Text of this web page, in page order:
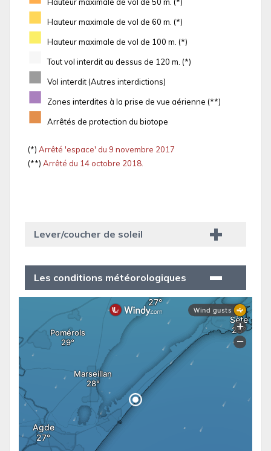
Hauteur maximale de vol de 50 m. (*)
■ Hauteur maximale de vol de 60 m. (*)
■ Hauteur maximale de vol de 100 m. (*)
Tout vol interdit au dessus de 120 m. (*)
■ Vol interdit (Autres interdictions)
■ Zones interdites à la prise de vue aérienne (**)
■ Arrêtés de protection du biotope
(*) Arrêté 'espace' du 9 novembre 2017
(**) Arrêté du 14 octobre 2018.
Lever/coucher de soleil
Les conditions météorologiques